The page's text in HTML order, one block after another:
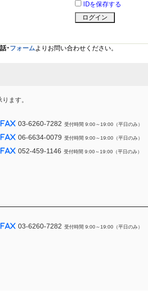
IDを保存する
･フォームよりお問い合わせください。
ます。
03-6260-7282 受付時間 9:00～19:00（平日のみ）
06-6634-0079 受付時間 9:00～19:00（平日のみ）
052-459-1146 受付時間 9:00～19:00（平日のみ）
03-6260-7282 受付時間 9:00～19:00（平日のみ）